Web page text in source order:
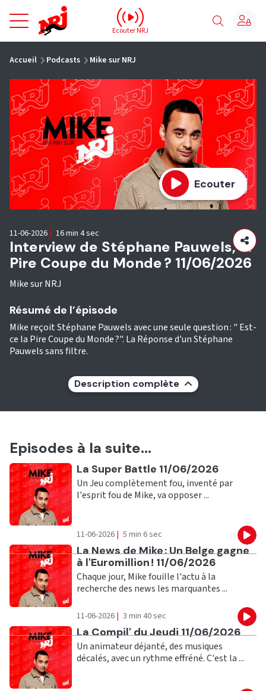
NRJ - Accueil
Ecouter NRJ
Accueil Podcasts Mike sur NRJ
Ecouter
Interview de Stéphane Pauwels, la
Pire Coupe du Monde ? 11/06/2026
Mike sur NRJ
11-06-2026 | 16 min 4 sec
Résumé de l’épisode
Mike reçoit Stéphane Pauwels avec une seule question : " Est-
ce la Pire Coupe du Monde ?". La Réponse d'un Stéphane
Pauwels sans filtre.
Description complète
Episodes à la suite...
Ecouter
La Super Battle 11/06/2026
Un Jeu complètement fou, inventé par
l'esprit fou de Mike, va opposer ...
11-06-2026 | 5 min 6 sec
Ecouter
La News de Mike : Un Belge gagne
à l'Euromillion ! 11/06/2026
Chaque jour, Mike fouille l'actu à la
recherche des news les marquantes ...
11-06-2026 | 3 min 40 sec
Ecouter
La Compil' du Jeudi 11/06/2026
Un animateur déjanté, des musiques
décalés, avec un rythme effréné. C'est la ...